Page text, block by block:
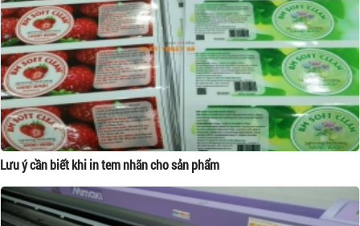
Lưu ý cần biết khi in tem nhãn cho sản phẩm